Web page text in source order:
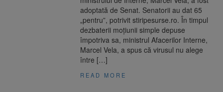
parcuri ale Brașovului va fi amenajat în
Bartolomeu-Avantgarden. Contractul a fost
Trafic blocat pe DN1E Brașov
– Poiana Brașov după un accident. Două
persoane primesc îngrijiri medicale
adoptată de Senat. Senatorii au dat 65
„pentru”, potrivit stiripesurse.ro. În timpul
dezbaterii moțiunii simple depuse
împotriva sa, ministrul Afacerilor Interne,
Marcel Vela, a spus că virusul nu alege
între […]
READ MORE